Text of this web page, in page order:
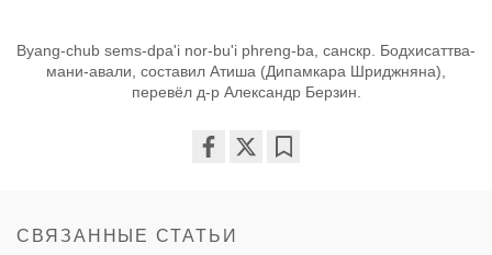
Byang-chub sems-dpa'i nor-bu'i phreng-ba, санскр. Бодхисаттва-
мани-авали, составил Атиша (Дипамкара Шриджняна),
перевёл д-р Александр Берзин.
СВЯЗАННЫЕ СТАТЬИ